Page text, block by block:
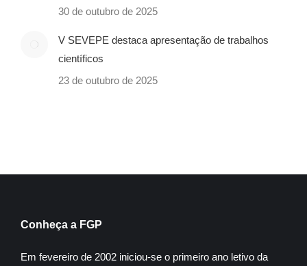
30 de outubro de 2025
V SEVEPE destaca apresentação de trabalhos
científicos
23 de outubro de 2025
Conheça a FGP
Em fevereiro de 2002 iniciou-se o primeiro ano letivo da